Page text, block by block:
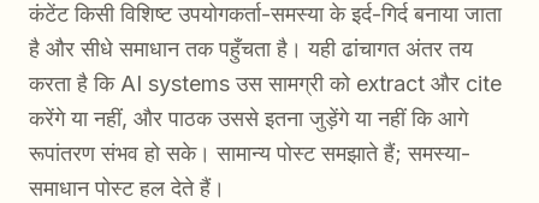
कंटेंट किसी विशिष्ट उपयोगकर्ता-समस्या के इर्द-गिर्द बनाया जाता
है और सीधे समाधान तक पहुँचता है। यही ढांचागत अंतर तय
करता है कि AI systems उस सामग्री को extract और cite
करेंगे या नहीं, और पाठक उससे इतना जुड़ेंगे या नहीं कि आगे
रूपांतरण संभव हो सके। सामान्य पोस्ट समझाते हैं; समस्या-
समाधान पोस्ट हल देते हैं।